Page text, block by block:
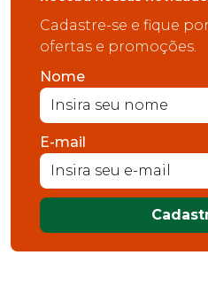
Cadastre-se e fique
ofertas e promoções.
Nome
E-mail